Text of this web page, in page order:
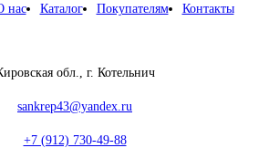
нас Каталог Покупателям Контакты
обл., г. Котельнич
sankrep43@yandex.ru
+7 (912) 730-49-88